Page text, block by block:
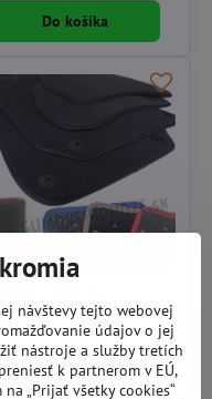
Do košíka
textilné autokoberce
Na objednávku do 14 dní
27,90 €
Zobraziť
návštevy tejto webovej
údajov o jej
nástroje a služby tretích
k partnerom v EÚ,
„Prijať všetky cookies“